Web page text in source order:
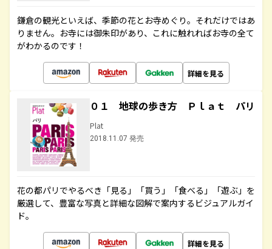
鎌倉の観光といえば、季節の花とお寺めぐり。それだけではあ
りません。お寺には御朱印があり、これに触れればお寺の全て
がわかるのです！
詳細を見る
０１ 地球の歩き方 Ｐｌａｔ パリ
Plat
2018.11.07 発売
花の都パリでやるべき「見る」「買う」「食べる」「遊ぶ」を
厳選して、豊富な写真と詳細な図解で案内するビジュアルガイ
ド。
詳細を見る